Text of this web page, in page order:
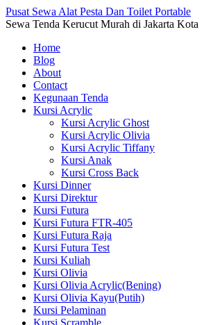
Pusat Sewa Alat Pesta Dan Toilet Portable
Sewa Tenda Kerucut Murah di Jakarta Kota
Home
Blog
About
Contact
Kegunaan Tenda
Kursi Acrylic
Kursi Acrylic Ghost
Kursi Acrylic Olivia
Kursi Acrylic Tiffany
Kursi Anak
Kursi Cross Back
Kursi Dinner
Kursi Direktur
Kursi Futura
Kursi Futura FTR-405
Kursi Futura Raja
Kursi Futura Test
Kursi Kuliah
Kursi Olivia
Kursi Olivia Acrylic(Bening)
Kursi Olivia Kayu(Putih)
Kursi Pelaminan
Kursi Scramble